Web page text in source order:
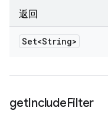
返回
Set<String>
getIncludeFilter